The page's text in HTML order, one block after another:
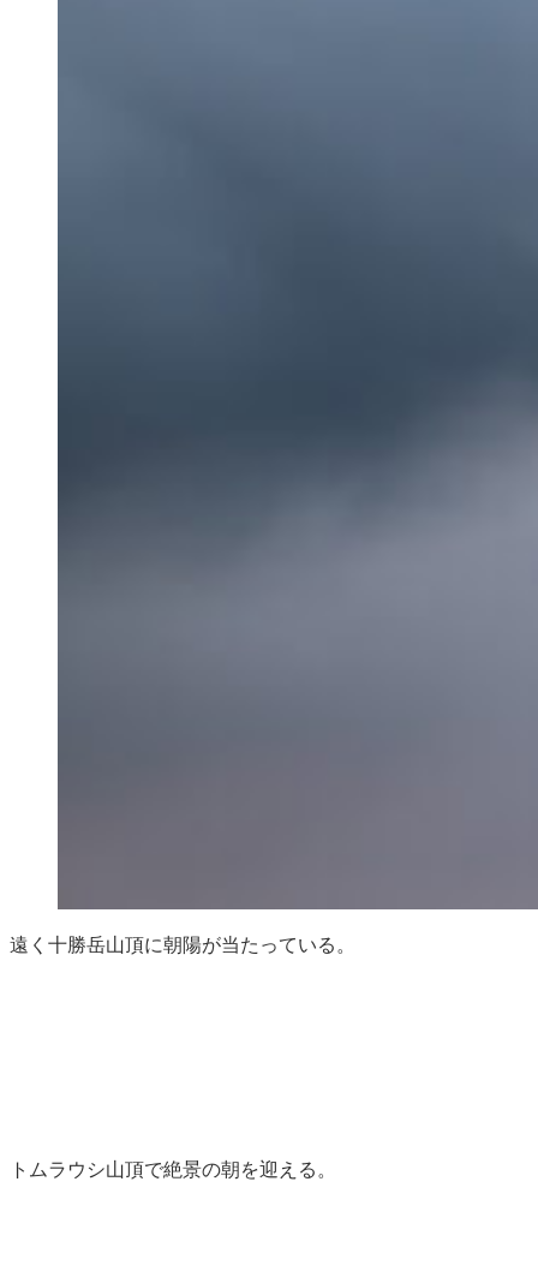
遠く十勝岳山頂に朝陽が当たっている。
トムラウシ山頂で絶景の朝を迎える。